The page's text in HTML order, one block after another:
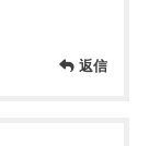
返信